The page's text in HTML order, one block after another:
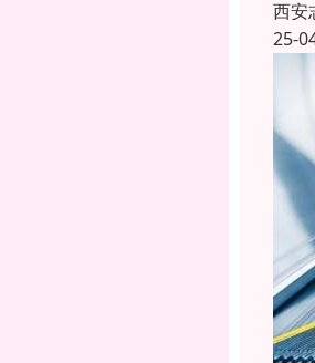
西安
25-